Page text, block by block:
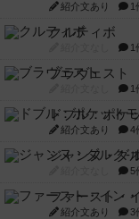
紹介文あり 1
クルティボ
1
ブラヴェスト
1
ドブル：ポケ
紹介文あり 4
ジャンヌ・ダ
5
ファースト・
紹介文あり 3